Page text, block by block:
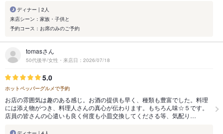
ディナー | 2人
来店シーン：家族・子供と
予約コース：お席のみのご予約
tomasさん
50代後半/女性・来店日：2026/07/18
5.0
ホットペッパーグルメで予約
お店の雰囲気は趣のある感じ。お酒の提供も早く、種類も豊富でした。料理
には添え物がつき、料理人さんの真心が伝わります。もちろん味☆５です。
店員の皆さんの心遣いも良く何度も小皿交換してくださる等、気配り…